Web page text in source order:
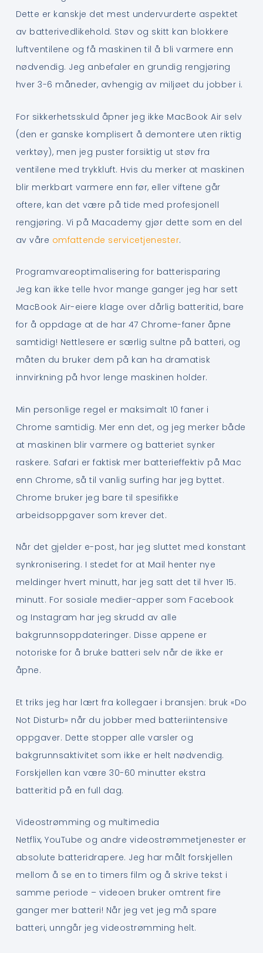
Dette er kanskje det mest undervurderte aspektet
av batterivedlikehold. Støv og skitt kan blokkere
luftventilene og få maskinen til å bli varmere enn
nødvendig. Jeg anbefaler en grundig rengjøring
hver 3-6 måneder, avhengig av miljøet du jobber i.
For sikkerhetsskuld åpner jeg ikke MacBook Air selv
(den er ganske komplisert å demontere uten riktig
verktøy), men jeg puster forsiktig ut støv fra
ventilene med trykkluft. Hvis du merker at maskinen
blir merkbart varmere enn før, eller viftene går
oftere, kan det være på tide med profesjonell
rengjøring. Vi på Macademy gjør dette som en del
av våre omfattende servicetjenester.
Programvareoptimalisering for batterisparing
Jeg kan ikke telle hvor mange ganger jeg har sett
MacBook Air-eiere klage over dårlig batteritid, bare
for å oppdage at de har 47 Chrome-faner åpne
samtidig! Nettlesere er særlig sultne på batteri, og
måten du bruker dem på kan ha dramatisk
innvirkning på hvor lenge maskinen holder.
Min personlige regel er maksimalt 10 faner i
Chrome samtidig. Mer enn det, og jeg merker både
at maskinen blir varmere og batteriet synker
raskere. Safari er faktisk mer batterieffektiv på Mac
enn Chrome, så til vanlig surfing har jeg byttet.
Chrome bruker jeg bare til spesifikke
arbeidsoppgaver som krever det.
Når det gjelder e-post, har jeg sluttet med konstant
synkronisering. I stedet for at Mail henter nye
meldinger hvert minutt, har jeg satt det til hver 15.
minutt. For sosiale medier-apper som Facebook
og Instagram har jeg skrudd av alle
bakgrunnsoppdateringer. Disse appene er
notoriske for å bruke batteri selv når de ikke er
åpne.
Et triks jeg har lært fra kollegaer i bransjen: bruk «Do
Not Disturb» når du jobber med batteriintensive
oppgaver. Dette stopper alle varsler og
bakgrunnsaktivitet som ikke er helt nødvendig.
Forskjellen kan være 30-60 minutter ekstra
batteritid på en full dag.
Videostrømming og multimedia
Netflix, YouTube og andre videostrømmetjenester er
absolute batteridrapere. Jeg har målt forskjellen
mellom å se en to timers film og å skrive tekst i
samme periode – videoen bruker omtrent fire
ganger mer batteri! Når jeg vet jeg må spare
batteri, unngår jeg videostrømming helt.